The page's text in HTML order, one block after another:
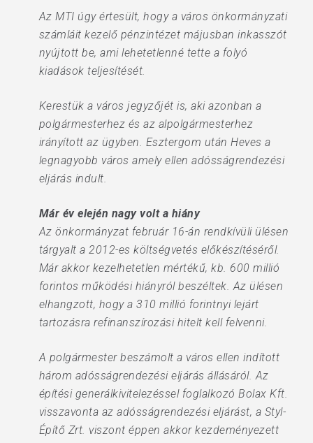
Az MTI úgy értesült, hogy a város önkormányzati
számláit kezelő pénzintézet májusban inkasszót
nyújtott be, ami lehetetlenné tette a folyó
kiadások teljesítését.
Kerestük a város jegyzőjét is, aki azonban a
polgármesterhez és az alpolgármesterhez
irányított az ügyben. Esztergom után Heves a
legnagyobb város amely ellen adósságrendezési
eljárás indult.
Már év elején nagy volt a hiány
Az önkormányzat február 16-án rendkívüli ülésen
tárgyalt a 2012-es költségvetés előkészítéséről.
Már akkor kezelhetetlen mértékű, kb. 600 millió
forintos működési hiányról beszéltek. Az ülésen
elhangzott, hogy a 310 millió forintnyi lejárt
tartozásra refinanszírozási hitelt kell felvenni.
A polgármester beszámolt a város ellen indított
három adósságrendezési eljárás állásáról. Az
építési generálkivitelezéssel foglalkozó Bolax Kft.
visszavonta az adósságrendezési eljárást, a Styl-
Építő Zrt. viszont éppen akkor kezdeményezett